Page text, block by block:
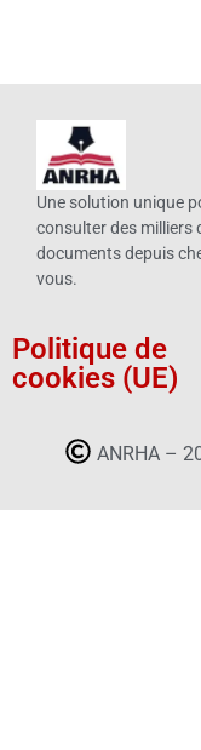
Une solution unique
consulter des milliers
documents depuis
vous.
Politique de
cookies (UE)
ANRHA –